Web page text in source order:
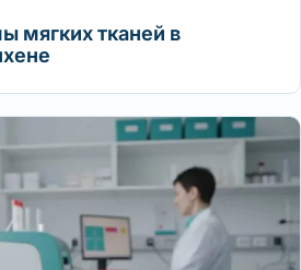
мягких тканей в